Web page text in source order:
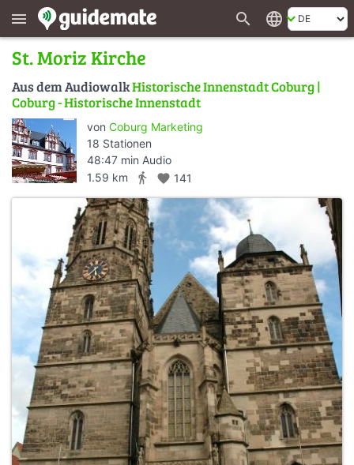
menu search language
St. Moriz Kirche
Aus dem AudiowalkHistorische Innenstadt Coburg |
Coburg - Historische Innenstadt
von Coburg Marketing
18 Stationen
48:47 min Audio
1.59 km
directions_walk favorite 141